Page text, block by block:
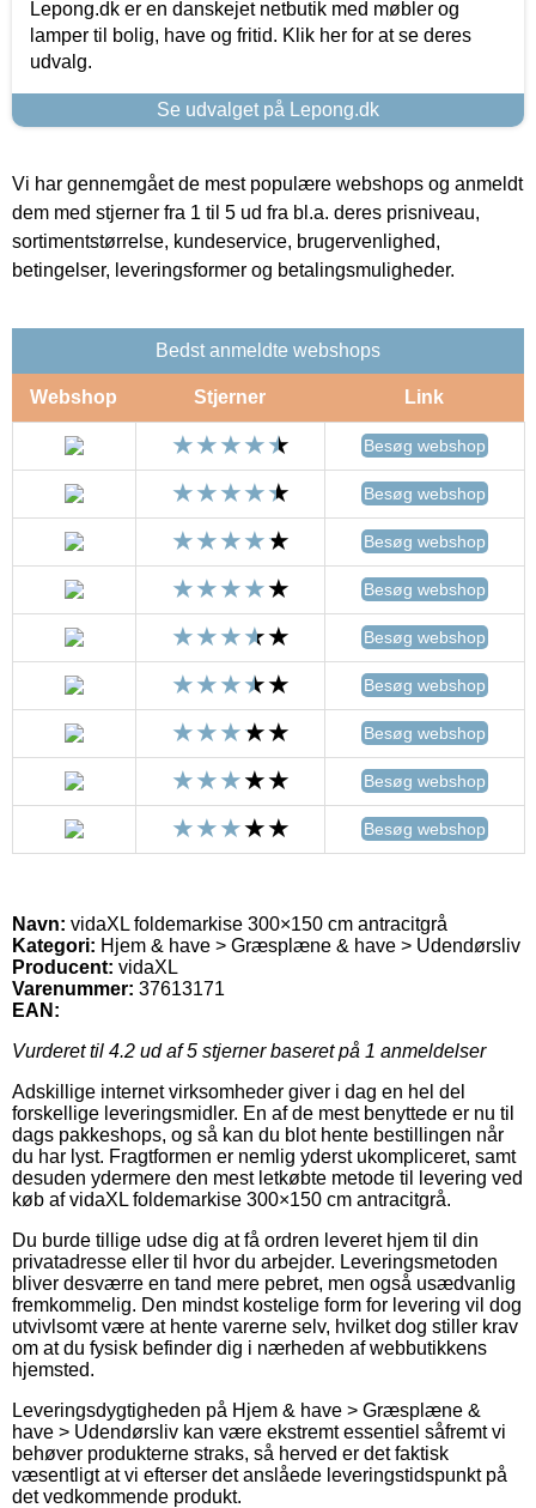
Lepong.dk er en danskejet netbutik med møbler og
lamper til bolig, have og fritid. Klik her for at se deres
udvalg.
Se udvalget på Lepong.dk
Vi har gennemgået de mest populære webshops og anmeldt
dem med stjerner fra 1 til 5 ud fra bl.a. deres prisniveau,
sortimentstørrelse, kundeservice, brugervenlighed,
betingelser, leveringsformer og betalingsmuligheder.
Bedst anmeldte webshops
Webshop Stjerner Link
Besøg webshop
Besøg webshop
Besøg webshop
Besøg webshop
Besøg webshop
Besøg webshop
Besøg webshop
Besøg webshop
Besøg webshop
Navn: vidaXL foldemarkise 300×150 cm antracitgrå
Kategori: Hjem & have > Græsplæne & have > Udendørsliv
Producent: vidaXL
Varenummer: 37613171
EAN:
Vurderet til 4.2 ud af 5 stjerner baseret på 1 anmeldelser
Adskillige internet virksomheder giver i dag en hel del
forskellige leveringsmidler. En af de mest benyttede er nu til
dags pakkeshops, og så kan du blot hente bestillingen når
du har lyst. Fragtformen er nemlig yderst ukompliceret, samt
desuden ydermere den mest letkøbte metode til levering ved
køb af vidaXL foldemarkise 300×150 cm antracitgrå.
Du burde tillige udse dig at få ordren leveret hjem til din
privatadresse eller til hvor du arbejder. Leveringsmetoden
bliver desværre en tand mere pebret, men også usædvanlig
fremkommelig. Den mindst kostelige form for levering vil dog
utvivlsomt være at hente varerne selv, hvilket dog stiller krav
om at du fysisk befinder dig i nærheden af webbutikkens
hjemsted.
Leveringsdygtigheden på Hjem & have > Græsplæne &
have > Udendørsliv kan være ekstremt essentiel såfremt vi
behøver produkterne straks, så herved er det faktisk
væsentligt at vi efterser det anslåede leveringstidspunkt på
det vedkommende produkt.